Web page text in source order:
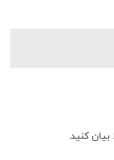
بیان کنید.